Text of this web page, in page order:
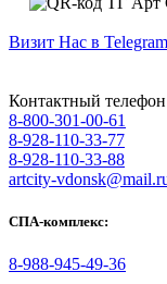
Визит Нас в Telegram
Контактный телефон
8-800-301-00-61
8-928-110-33-77
8-928-110-33-88
artcity-
СПА-комплекс:
8-988-945-49-36